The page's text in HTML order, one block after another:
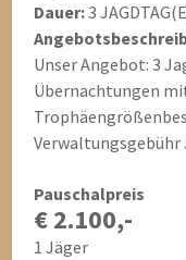
Dauer:3
Unser Angebot: 3
Übernachtungen
Verwaltungsgebühr
Pauschalpreis
€ 2.100,-
1 Jäger